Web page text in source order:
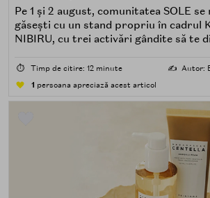
Pe 1 și 2 august, comunitatea SOLE
găsești cu un stand propriu în cadrul
NIBIRU, cu trei activări gândite să te
⏱️ Timp de citire: 12 minute ✍️ Autor:
1 persoana apreciază acest articol